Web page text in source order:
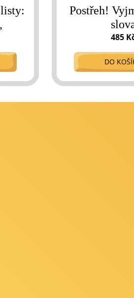
Postřeh!
485
DO